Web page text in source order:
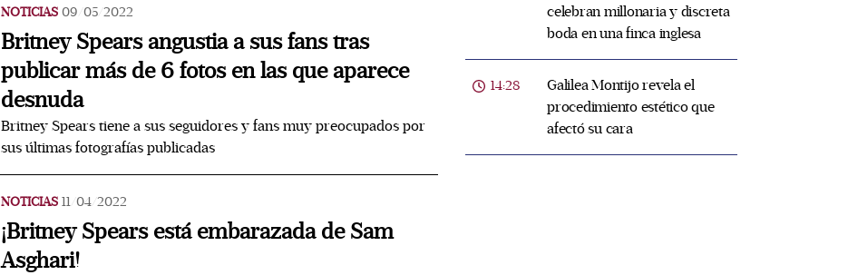
NOTICIAS 09/05/2022
Britney Spears angustia a sus fans tras
publicar más de 6 fotos en las que aparece
desnuda
Britney Spears tiene a sus seguidores y fans muy preocupados por
sus últimas fotografías publicadas
NOTICIAS 11/04/2022
¡Britney Spears está embarazada de Sam
Asghari!
celebran millonaria y discreta
boda en una finca inglesa
14:28
Galilea Montijo revela el
procedimiento estético que
afectó su cara